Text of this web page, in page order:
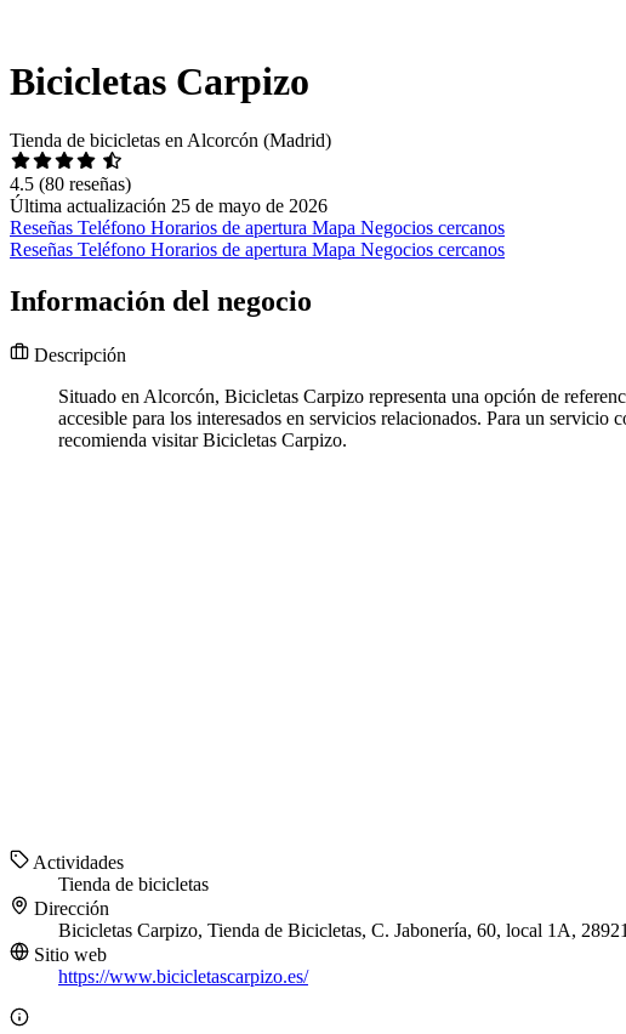
Bicicletas Carpizo
Tienda de bicicletas en Alcorcón (Madrid)
4.5 (80 reseñas)
Última actualización 25 de mayo de 2026
Reseñas Teléfono Horarios de apertura Mapa Negocios cercanos
Reseñas Teléfono Horarios de apertura Mapa Negocios cercanos
Información del negocio
Descripción
Situado en Alcorcón, Bicicletas Carpizo representa una opción de
accesible para los interesados en servicios relacionados. Para un
recomienda visitar Bicicletas Carpizo.
Actividades
Tienda de bicicletas
Dirección
Bicicletas Carpizo, Tienda de Bicicletas, C. Jabonería, 60, local 1A,
Sitio web
https://www.bicicletascarpizo.es/